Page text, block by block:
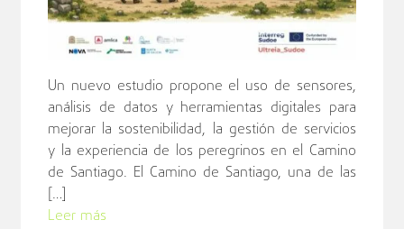
Un nuevo estudio propone el uso de sensores,
análisis de datos y herramientas digitales para
mejorar la sostenibilidad, la gestión de servicios
y la experiencia de los peregrinos en el Camino
de Santiago. El Camino de Santiago, una de las
[…]
Leer más